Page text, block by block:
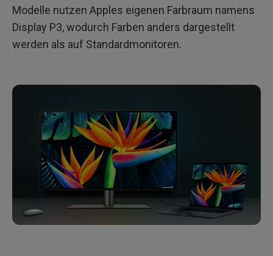
Modelle nutzen Apples eigenen Farbraum namens
Display P3, wodurch Farben anders dargestellt
werden als auf Standardmonitoren.